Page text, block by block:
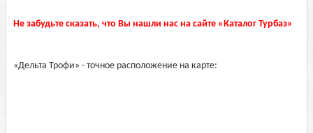
Не забудьте сказать, что Вы нашли нас на сайте «Каталог Турбаз»
«Дельта Трофи» - точное расположение на карте: